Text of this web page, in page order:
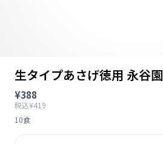
生タイプあさげ徳用 永谷園
¥388
税込¥419
10食